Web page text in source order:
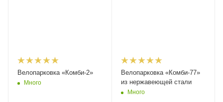
Велопарковка «Комби-2»
Много
Велопарковка «Комби-77»
из нержавеющей стали
Много